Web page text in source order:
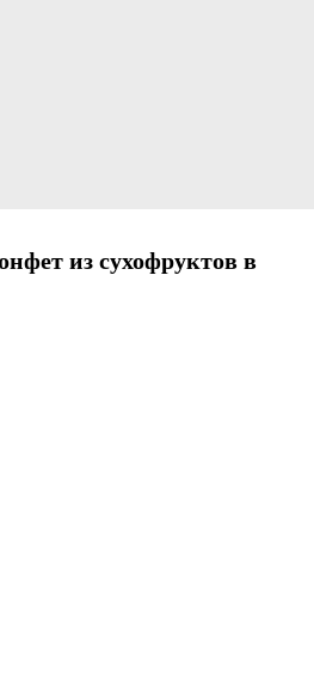
из сухофруктов в